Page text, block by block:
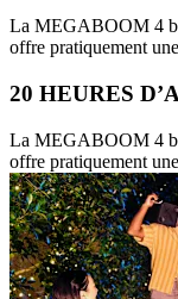
La MEGABOOM 4
offre pratiquement
20 HEURES
La MEGABOOM 4
offre pratiquement